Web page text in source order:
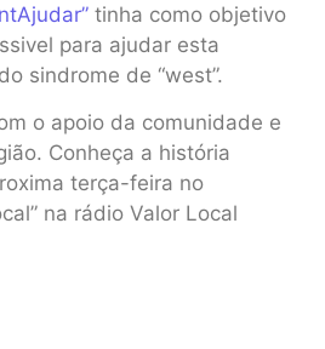
tinha como objetivo
para ajudar esta
sindrome de “west”.
o apoio da comunidade e
Conheça a história
terça-feira no
na rádio Valor Local